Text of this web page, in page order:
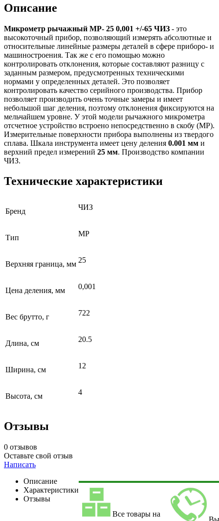
Описание
Микрометр рычажный МР- 25 0,001 +/-65 ЧИЗ - это
высокоточный прибор, позволяющий измерять абсолютные и
относительные линейные размеры деталей в сфере приборо- и
машиностроения. Так же с его помощью можно
контролировать отклонения, которые составляют разницу с
заданным размером, предусмотренных техническими
нормами у определенных деталей. Это позволяет
контролировать качество серийного производства. Прибор
позволяет производить очень точные замеры и имеет
небольшой шаг деления, поэтому отклонения фиксируются на
мельчайшем уровне. У этой модели рычажного микрометра
отсчетное устройство встроено непосредственно в скобу (МР).
Измерительные поверхности прибора выполнены из твердого
сплава. Шкала инструмента имеет цену деления 0.001 мм и
верхний предел измерений 25 мм. Производство компании
ЧИЗ.
Технические характеристики
Бренд ЧИЗ
Тип МР
Верхняя граница, мм 25
Цена деления, мм 0,001
Вес брутто, г 722
Длина, см 20.5
Ширина, см 12
Высота, см 4
Отзывы
0 отзывов
Оставьте свой отзыв
Написать
Описание
Характеристики
Отзывы
Все товары на